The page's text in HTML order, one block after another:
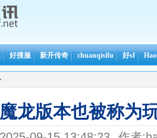
好搜服 新开传奇 chuanqisifu 好sf
龙版本也被称为